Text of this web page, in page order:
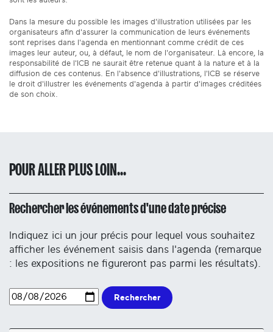
Dans la mesure du possible les images d'illustration utilisées par les
organisateurs afin d'assurer la communication de leurs événements
sont reprises dans l'agenda en mentionnant comme crédit de ces
images leur auteur, ou, à défaut, le nom de l'organisateur. Là encore, la
responsabilité de l'ICB ne saurait être retenue quant à la nature et à la
diffusion de ces contenus. En l'absence d'illustrations, l'ICB se réserve
le droit d'illustrer les événements d'agenda à partir d'images créditées
de son choix.
POUR ALLER PLUS LOIN...
Rechercher les événements d'une date précise
Indiquez ici un jour précis pour lequel vous souhaitez
afficher les événement saisis dans l'agenda (remarque
: les expositions ne figureront pas parmi les résultats).
Rechercher